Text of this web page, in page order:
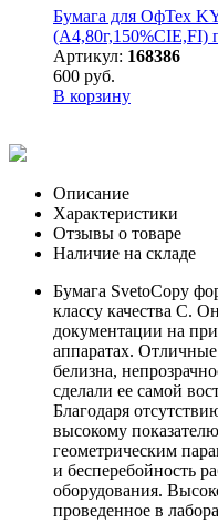
Бумага для ОфТех
(А4,80г,150%CIE,FI)
Артикул: 168386
600 руб.
В корзину
Описание
Характеристики
Отзывы о товаре
Наличие на складе
Бумага SvetoCopy
классу качества C.
документации на
аппаратах.
белизна,
сделали ее самой
Благодаря
высокому
геометрическим
и бесперебойность
оборудования.
проведенное в